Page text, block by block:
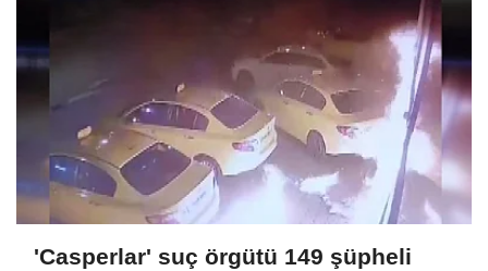
'Casperlar' suç örgütü 149 şüpheli